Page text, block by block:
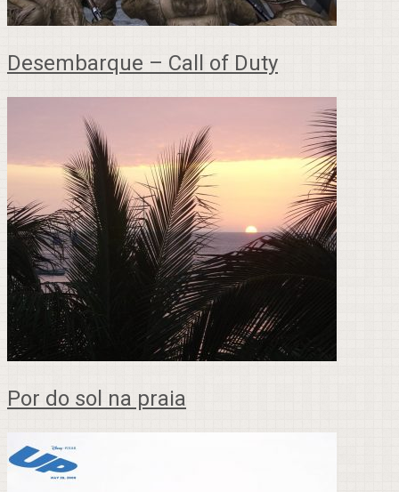
Desembarque – Call of Duty
Por do sol na praia